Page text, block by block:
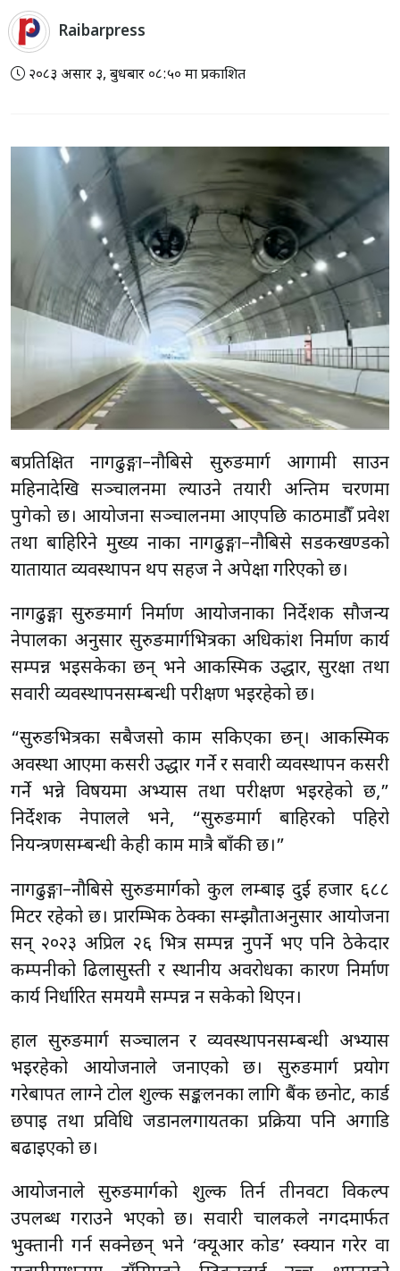
Raibarpress
२०८३ असार ३, बुधबार ०८:५० मा प्रकाशित
बहुप्रतिक्षित नागढुङ्गा–नौबिसे सुरुङमार्ग आगामी साउन
महिनादेखि सञ्चालनमा ल्याउने तयारी अन्तिम चरणमा
पुगेको छ। आयोजना सञ्चालनमा आएपछि काठमाडौँ प्रवेश
तथा बाहिरिने मुख्य नाका नागढुङ्गा–नौबिसे सडकखण्डको
यातायात व्यवस्थापन थप सहज हुने अपेक्षा गरिएको छ।
नागढुङ्गा सुरुङमार्ग निर्माण आयोजनाका निर्देशक सौजन्य
नेपालका अनुसार सुरुङमार्गभित्रका अधिकांश निर्माण कार्य
सम्पन्न भइसकेका छन् भने आकस्मिक उद्धार, सुरक्षा तथा
सवारी व्यवस्थापनसम्बन्धी परीक्षण भइरहेको छ।
“सुरुङभित्रका सबैजसो काम सकिएका छन्। आकस्मिक
अवस्था आएमा कसरी उद्धार गर्ने र सवारी व्यवस्थापन कसरी
गर्ने भन्ने विषयमा अभ्यास तथा परीक्षण भइरहेको छ,”
निर्देशक नेपालले भने, “सुरुङमार्ग बाहिरको पहिरो
नियन्त्रणसम्बन्धी केही काम मात्रै बाँकी छ।”
नागढुङ्गा–नौबिसे सुरुङमार्गको कुल लम्बाइ दुई हजार ६८८
मिटर रहेको छ। प्रारम्भिक ठेक्का सम्झौताअनुसार आयोजना
सन् २०२३ अप्रिल २६ भित्र सम्पन्न हुनुपर्ने भए पनि ठेकेदार
कम्पनीको ढिलासुस्ती र स्थानीय अवरोधका कारण निर्माण
कार्य निर्धारित समयमै सम्पन्न हुन सकेको थिएन।
हाल सुरुङमार्ग सञ्चालन र व्यवस्थापनसम्बन्धी अभ्यास
भइरहेको आयोजनाले जनाएको छ। सुरुङमार्ग प्रयोग
गरेबापत लाग्ने टोल शुल्क सङ्कलनका लागि बैंक छनोट, कार्ड
छपाइ तथा प्रविधि जडानलगायतका प्रक्रिया पनि अगाडि
बढाइएको छ।
आयोजनाले सुरुङमार्गको शुल्क तिर्न तीनवटा विकल्प
उपलब्ध गराउने भएको छ। सवारी चालकले नगदमार्फत
भुक्तानी गर्न सक्नेछन् भने ‘क्यूआर कोड’ स्क्यान गरेर वा